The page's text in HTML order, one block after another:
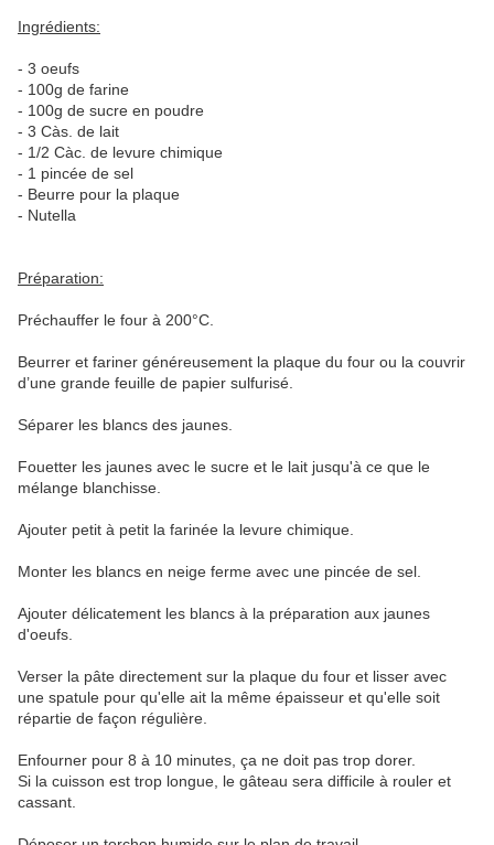
Ingrédients:
- 3 oeufs
- 100g de farine
- 100g de sucre en poudre
- 3 Càs. de lait
- 1/2 Càc. de levure chimique
- 1 pincée de sel
- Beurre pour la plaque
- Nutella
Préparation:
Préchauffer le four à 200°C.
Beurrer et fariner généreusement la plaque du four ou la couvrir
d’une grande feuille de papier sulfurisé.
Séparer les blancs des jaunes.
Fouetter les jaunes avec le sucre et le lait jusqu'à ce que le
mélange blanchisse.
Ajouter petit à petit la farinée la levure chimique.
Monter les blancs en neige ferme avec une pincée de sel.
Ajouter délicatement les blancs à la préparation aux jaunes
d'oeufs.
Verser la pâte directement sur la plaque du four et lisser avec
une spatule pour qu'elle ait la même épaisseur et qu'elle soit
répartie de façon régulière.
Enfourner pour 8 à 10 minutes, ça ne doit pas trop dorer.
Si la cuisson est trop longue, le gâteau sera difficile à rouler et
cassant.